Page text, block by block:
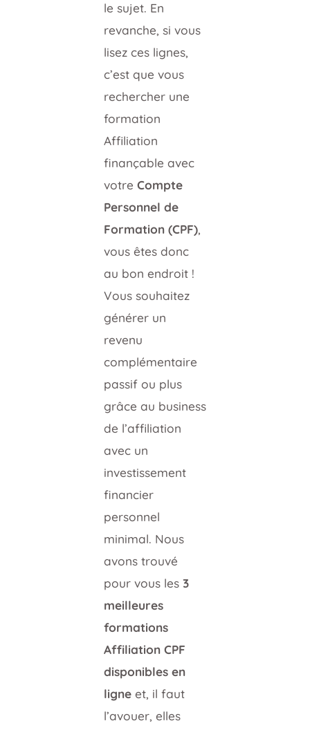
le sujet. En
revanche, si vous
lisez ces lignes,
c’est que vous
rechercher une
formation
Affiliation
finançable avec
votre Compte
Personnel de
Formation (CPF),
vous êtes donc
au bon endroit !
Vous souhaitez
générer un
revenu
complémentaire
passif ou plus
grâce au business
de l’affiliation
avec un
investissement
financier
personnel
minimal. Nous
avons trouvé
pour vous les 3
meilleures
formations
Affiliation CPF
disponibles en
ligne et, il faut
l’avouer, elles